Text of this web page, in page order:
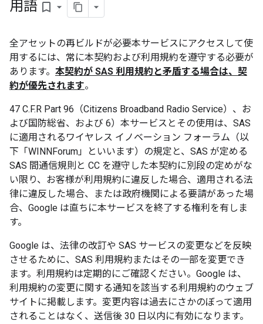
用語 bookmark_border
全アセットの再ビルドが必要本サービスにアクセスして使
用するには、常に本契約および利用規約を遵守する必要が
あります。 本契約が SAS 利用規約と矛盾する場合は、契
約が優先されます。
47 C.F.R Part 96（Citizens Broadband Radio Service）、お
よび国防総省、および 6）本サービスとその使用は、SAS
に適用されるワイヤレス イノベーション フォーラム（以
下「WINNForum」といいます）の規定と、SAS が定める
SAS 間通信規則と CC を遵守した本契約に別段の定めがな
い限り、お客様が利用規約に違反した場合、適用される法
律に違反した場合、または政府機関による要請があった場
合、Google は直ちに本サービスを終了する権利を有しま
す。
Google は、法律の改訂や SAS サービスの変更などを反映
させるために、SAS 利用規約またはその一部を変更でき
ます。利用規約は定期的にご確認ください。Google は、
利用規約の変更に関する通知を該当する利用規約のウェブ
サイトに掲載します。変更内容は過去にさかのぼって適用
されることはなく、送信後 30 日以内に有効になります。